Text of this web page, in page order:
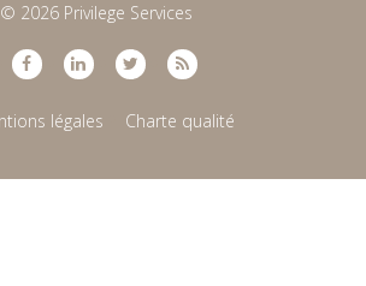
© 2026 Privilege Services
légales Charte qualité